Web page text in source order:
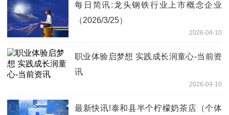
每日简讯:龙头钢铁行业上市概念企业
（2026/3/25）
2026-04-10
职业体验启梦想 实践成长润童心-当前资
讯
2026-04-10
最新快讯!泰和县半个柠檬奶茶店（个体